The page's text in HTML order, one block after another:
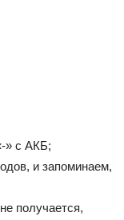
» с АКБ;
и запоминаем,
получается,